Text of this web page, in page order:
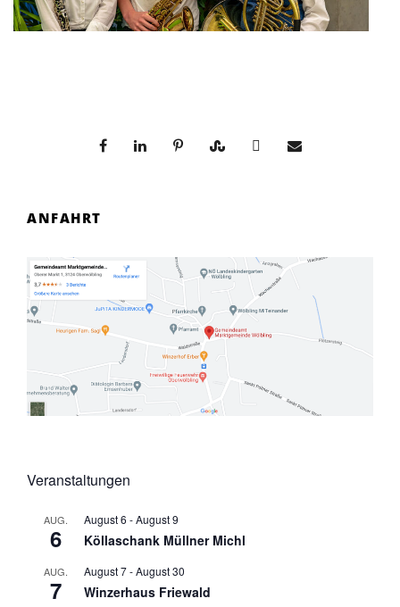
ANFAHRT
Veranstaltungen
AUG.
6
August 6 -August 9
Köllaschank Müllner Michl
AUG.
7
August 7-August 30
Winzerhaus Friewald